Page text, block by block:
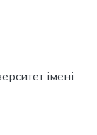
імені